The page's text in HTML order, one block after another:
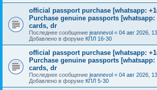
official passport purchase [whatsapp:
Purchase genuine passports [whatsapp:
cards, dr
Последнее сообщение jeannevol « 04 авг 2026,
Добавлено в форуме КПЛ 16-30
official passport purchase [whatsapp:
Purchase genuine passports [whatsapp:
cards, dr
Последнее сообщение jeannevol « 04 авг 2026,
Добавлено в форуме КПЛ 5-30